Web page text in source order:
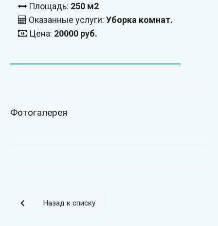
Площадь: 250 м2
Оказанные услуги: Уборка комнат.
Цена: 20000 руб.
Фотогалерея
Назад к списку